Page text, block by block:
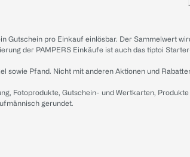
Gutschein pro Einkauf einlösbar. Der Sammelwert
der PAMPERS Einkäufe ist auch das tiptoi
sowie Pfand. Nicht mit anderen Aktionen und
Fotoprodukte, Gutschein- und Wertkarten,
gerundet.